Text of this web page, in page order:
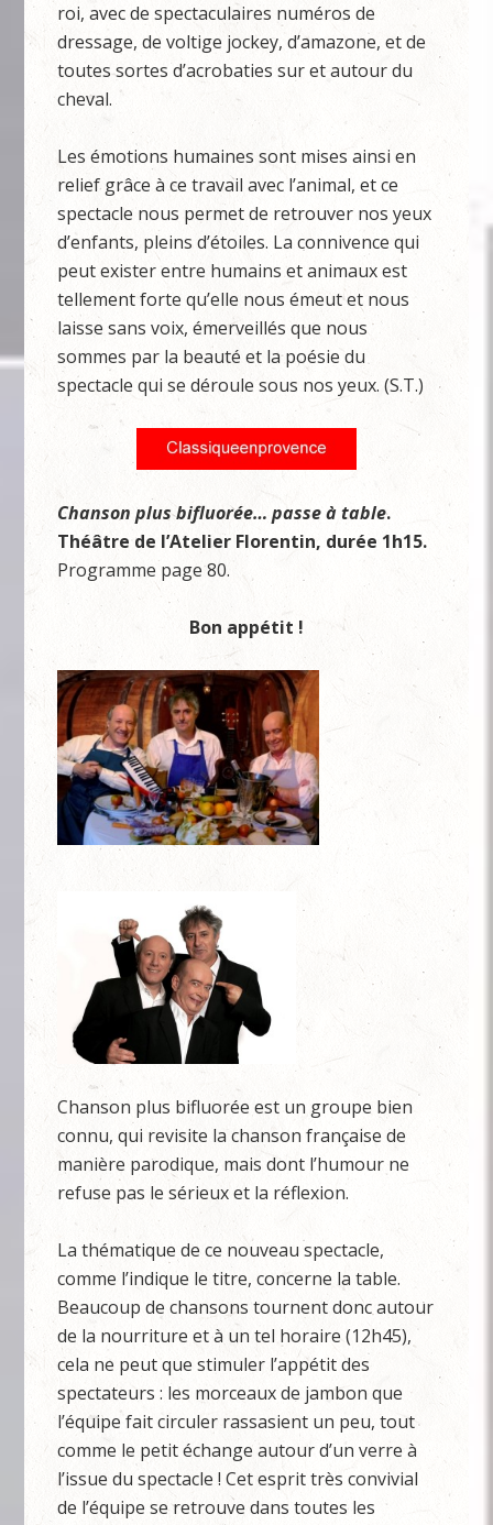
roi, avec de spectaculaires numéros de
dressage, de voltige jockey, d’amazone, et de
toutes sortes d’acrobaties sur et autour du
cheval.
Les émotions humaines sont mises ainsi en
relief grâce à ce travail avec l’animal, et ce
spectacle nous permet de retrouver nos yeux
d’enfants, pleins d’étoiles. La connivence qui
peut exister entre humains et animaux est
tellement forte qu’elle nous émeut et nous
laisse sans voix, émerveillés que nous
sommes par la beauté et la poésie du
spectacle qui se déroule sous nos yeux. (S.T.)
Chanson plus bifluorée… passe à table.
Théâtre de l’Atelier Florentin, durée 1h15.
Programme page 80.
Bon appétit !
Chanson plus bifluorée est un groupe bien
connu, qui revisite la chanson française de
manière parodique, mais dont l’humour ne
refuse pas le sérieux et la réflexion.
La thématique de ce nouveau spectacle,
comme l’indique le titre, concerne la table.
Beaucoup de chansons tournent donc autour
de la nourriture et à un tel horaire (12h45),
cela ne peut que stimuler l’appétit des
spectateurs : les morceaux de jambon que
l’équipe fait circuler rassasient un peu, tout
comme le petit échange autour d’un verre à
l’issue du spectacle ! Cet esprit très convivial
de l’équipe se retrouve dans toutes les